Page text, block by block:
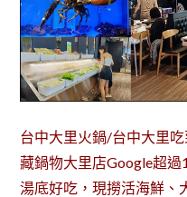
台中大里火鍋/台中大里
藏鍋物大里店Google超
湯底好吃，現撈活海鮮、